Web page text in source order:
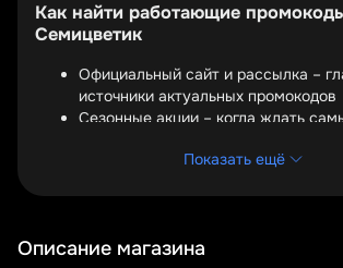
Как найти работающие
Семицветик
Официальный сайт и рассылка –
источники актуальных промокодов
Сезонные акции – когда ждать
Проверка купонов – как убедиться,
официальном сайте Семицветик.
Показать ещё
Описание магазина